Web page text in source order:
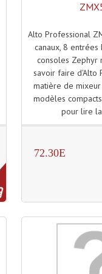
Alto Professional
canaux, 8 entrées
consoles Zephyr
savoir faire d'Alto
matière de
modèles
pour lire
72.30E